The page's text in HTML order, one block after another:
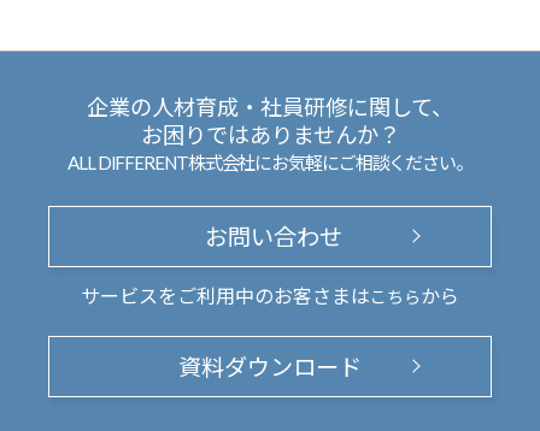
企業の人材育成・社員研修に関して、
お困りではありませんか？
ALL DIFFERENT株式会社にお気軽にご相談ください。
お問い合わせ
サービスをご利用中のお客さまはこちらから
資料ダウンロード